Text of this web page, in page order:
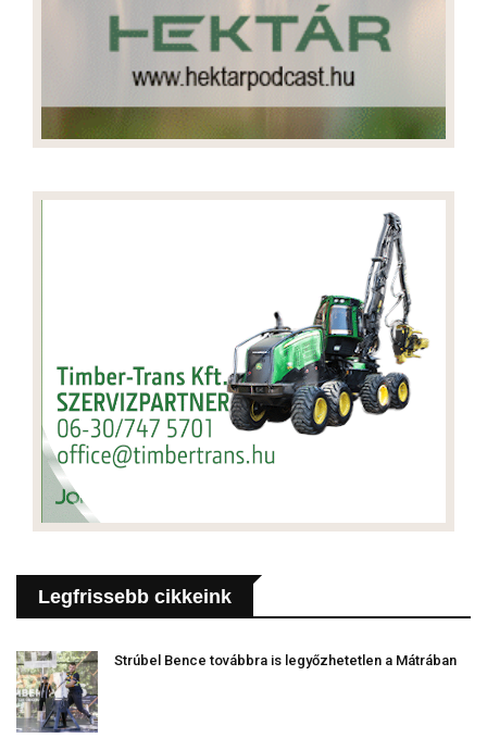
Legfrissebb cikkeink
Strúbel Bence továbbra is legyőzhetetlen a Mátrában